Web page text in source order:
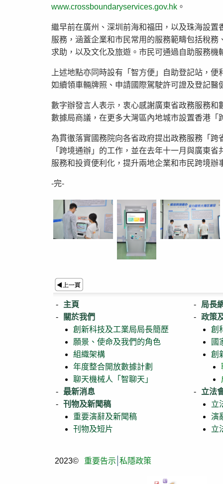
www.crossboundaryservices.gov.hk 。
繼早前在廣州、深圳前海和福田，以及珠海設
服務，涵蓋企業和市民常用的服務範疇包括稅
求助，以及文化及旅遊。市民可通過自助服務
上述地點亦同時設有「智方便」自助登記站，
如續領車輛牌照、申請國際駕駛許可證及登記
數字辦發言人表示，衷心感謝廣東省政務服務
數據局商議，在更多大灣區內地城市設置香港
為貫徹落實國務院向各省政府提出政務服務「
「跨境通辦」的工作，並在去年十一月與廣東
服務和投資便利化，提升兩地企業和市民跨境辦
-完-
主頁
關於我們
創新科技及工業局局長簡歷
願景、使命及我們的角色
組織架構
年度整合開放數據計劃
聊天機械人「智聊天」
最新消息
刊物及新聞稿
重要演辭及新聞稿
刊物及短片
局長
政策
創
國
創
立法
立
演
立
2023© 重要告示 私隱政策